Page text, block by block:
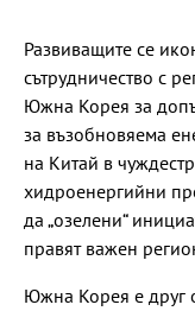
Развиващите се
сътрудничество с
Южна Корея за
за възобновяема
на Китай в
хидроенергийни
да „озелени“
правят важен
Южна Корея е друг